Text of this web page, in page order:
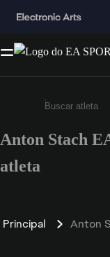
Insira
Anton Stach
atleta
Principal Anton